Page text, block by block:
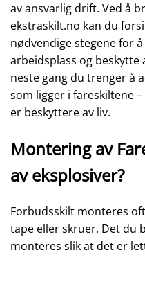
av ansvarlig drift. Ved å
ekstraskilt.no kan du
nødvendige stegene for
arbeidsplass og beskytte
neste gang du trenger å
som ligger i fareskiltene
er beskyttere av liv.
Montering av
av eksplosiver?
Forbudsskilt monteres
tape eller skruer. Det du
monteres slik at det er